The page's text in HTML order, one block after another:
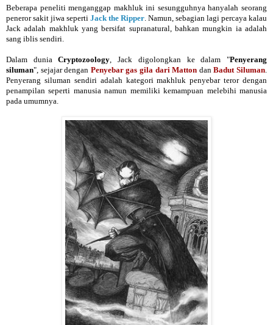
Beberapa peneliti menganggap makhluk ini sesungguhnya hanyalah seorang
peneror sakit jiwa seperti Jack the Ripper . Namun, sebagian lagi percaya kalau
Jack adalah makhluk yang bersifat supranatural, bahkan mungkin ia adalah
sang iblis sendiri.
Dalam duniaCryptozoology , Jack digolongkan ke dalam "Penyerang
siluman", sejajar dengan Penyebar gas gila dari Matton danBadut Siluman
Penyerang siluman sendiri adalah kategori makhluk penyebar teror dengan
penampilan seperti manusia namun memiliki kemampuan melebihi manusia
pada umumnya.